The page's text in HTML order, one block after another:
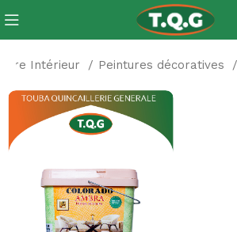
Intérieur Peintures décoratives